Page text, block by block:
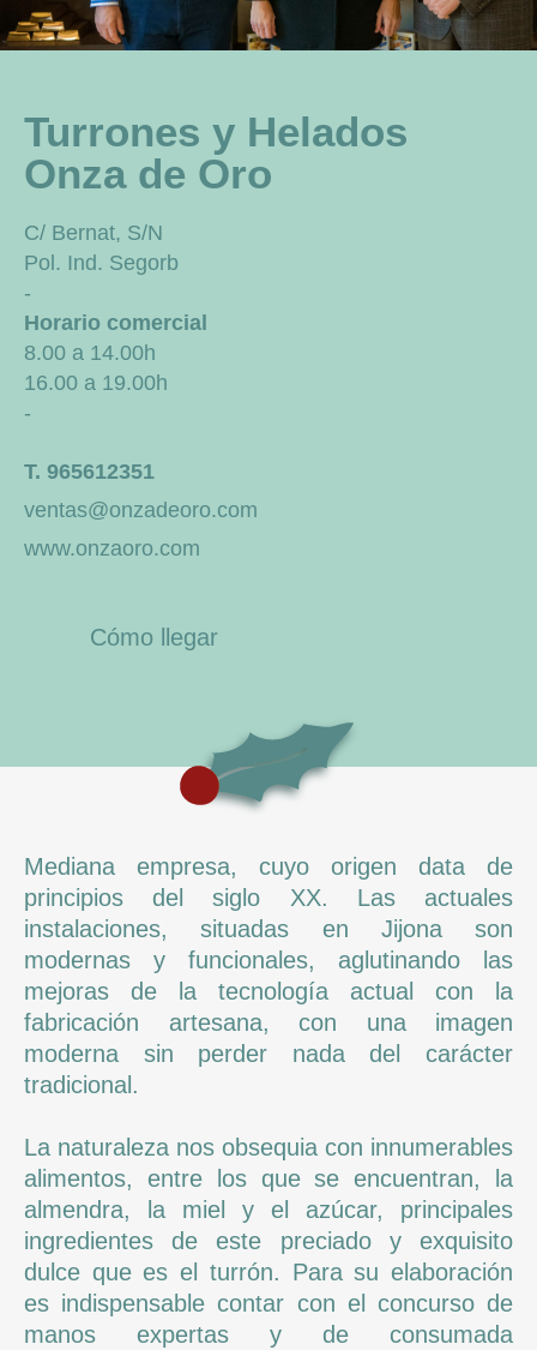
Turrones y Helados
Onza de Oro
C/ Bernat, S/N
Pol. Ind. Segorb
-
Horario comercial
8.00 a 14.00h
16.00 a 19.00h
-
T. 965612351
ventas@onzadeoro.com
www.onzaoro.com
Cómo llegar
Mediana empresa, cuyo origen data de
principios del siglo XX. Las actuales
instalaciones, situadas en Jijona son
modernas y funcionales, aglutinando las
mejoras de la tecnología actual con la
fabricación artesana, con una imagen
moderna sin perder nada del carácter
tradicional.
La naturaleza nos obsequia con innumerables
alimentos, entre los que se encuentran, la
almendra, la miel y el azúcar, principales
ingredientes de este preciado y exquisito
dulce que es el turrón. Para su elaboración
es indispensable contar con el concurso de
manos expertas y de consumada